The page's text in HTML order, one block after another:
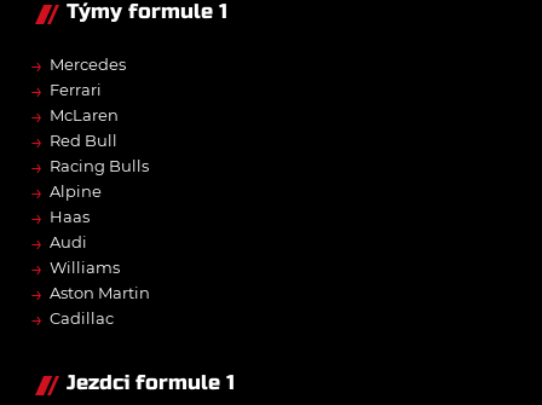
Týmy formule 1
→ Mercedes
→ Ferrari
→ McLaren
→ Red Bull
→ Racing Bulls
→ Alpine
→ Haas
→ Audi
→ Williams
→ Aston Martin
→ Cadillac
Jezdci formule 1